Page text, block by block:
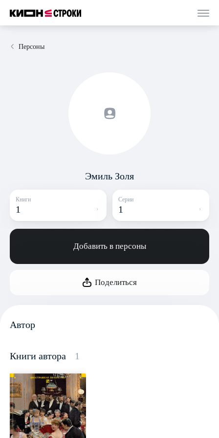
Персоны
Эмиль Золя
Книги
1
Серии
1
Добавить в персоны
Поделиться
Автор
Книги автора 1